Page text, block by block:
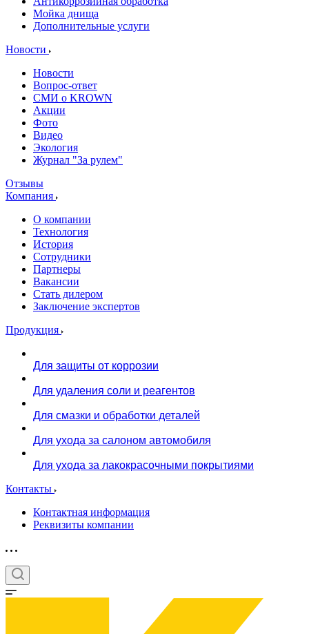
Мойка днища
Дополнительные услуги
Новости
Новости
Вопрос-ответ
СМИ о KROWN
Акции
Фото
Видео
Экология
Журнал "За рулем"
Отзывы
Компания
О компании
Технология
История
Сотрудники
Партнеры
Вакансии
Стать дилером
Заключение экспертов
Продукция
Для защиты от коррозии
Для удаления соли и реагентов
Для смазки и обработки деталей
Для ухода за салоном автомобиля
Для ухода за лакокрасочными покрытиями
Контакты
Контактная информация
Реквизиты компании